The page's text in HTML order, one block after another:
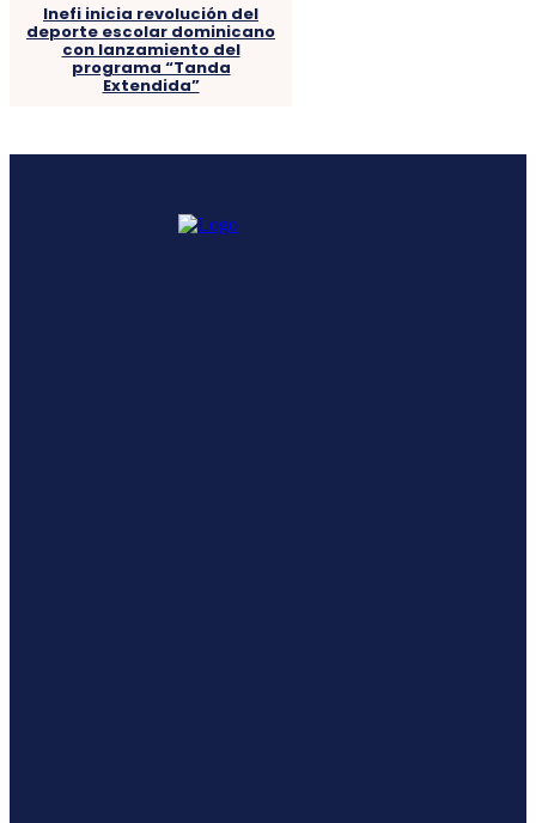
Inefi inicia revolución del
deporte escolar dominicano
con lanzamiento del
programa “Tanda
Extendida”